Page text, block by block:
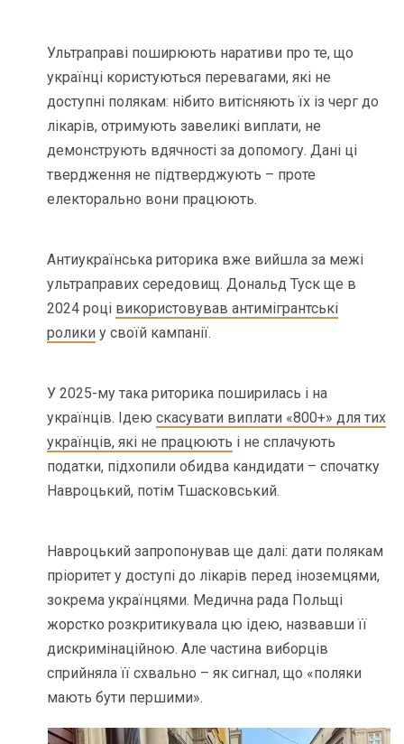
Ультраправі поширюють наративи про те, що
українці користуються перевагами, які не
доступні полякам: нібито витісняють їх із черг до
лікарів, отримують завеликі виплати, не
демонструють вдячності за допомогу. Дані ці
твердження не підтверджують – проте
електорально вони працюють.
Антиукраїнська риторика вже вийшла за межі
ультраправих середовищ. Дональд Туск ще в
2024 році використовував антимігрантські
ролики у своїй кампанії.
У 2025-му така риторика поширилась і на
українців. Ідеюскасувати виплати «800+» для тих
українців, які не працюють і не сплачують
податки, підхопили обидва кандидати – спочатку
Навроцький, потім Тшасковський.
Навроцький запропонував ще далі: дати полякам
пріоритет у доступі до лікарів перед іноземцями,
зокрема українцями. Медична рада Польщі
жорстко розкритикувала цю ідею, назвавши її
дискримінаційною. Але частина виборців
сприйняла її схвально – як сигнал, що «поляки
мають бути першими».